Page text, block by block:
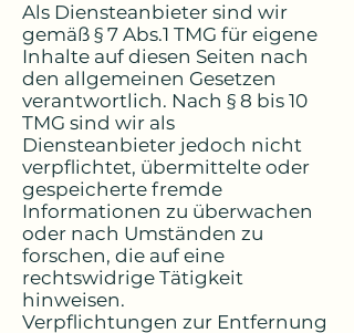
Als Diensteanbieter sind wir
gemäß § 7 Abs.1 TMG für eigene
Inhalte auf diesen Seiten nach
den allgemeinen Gesetzen
verantwortlich. Nach § 8 bis 10
TMG sind wir als
Diensteanbieter jedoch nicht
verpflichtet, übermittelte oder
gespeicherte fremde
Informationen zu überwachen
oder nach Umständen zu
forschen, die auf eine
rechtswidrige Tätigkeit
hinweisen.
Verpflichtungen zur Entfernung